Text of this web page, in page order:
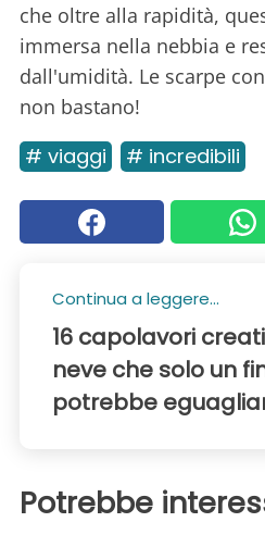
che oltre alla rapidità,
immersa nella nebbia e
dall'umidità. Le scarpe
non bastano!
# viaggi # incredibili
Continua a leggere...
16 capolavori
neve che solo un
potrebbe
Potrebbe